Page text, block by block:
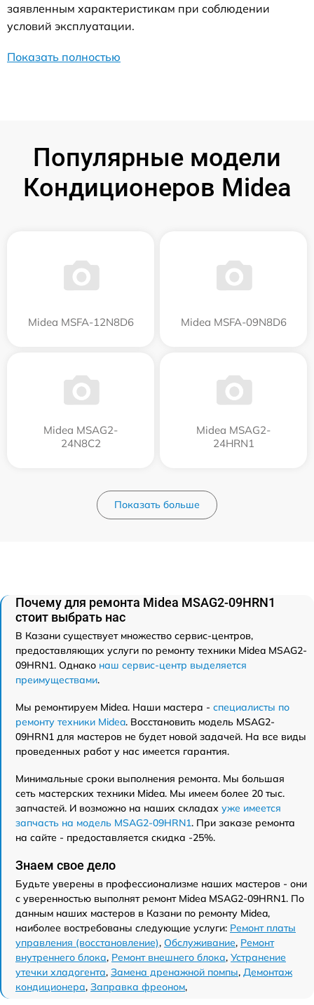
заявленным характеристикам при соблюдении
условий эксплуатации.
Показать полностью
Популярные модели
Кондиционеров Midea
Midea MSFA-12N8D6 Midea MSFA-09N8D6
Midea MSAG2-
24N8C2
Midea MSAG2-
24HRN1
Показать больше
Почему для ремонта Midea MSAG2-09HRN1
стоит выбрать нас
В Казани существует множество сервис-центров,
предоставляющих услуги по ремонту техники Midea MSAG2-
09HRN1. Однако наш сервис-центр выделяется
преимуществами.
Мы ремонтируем Midea. Наши мастера - специалисты по
ремонту техники Midea. Восстановить модель MSAG2-
09HRN1 для мастеров не будет новой задачей. На все виды
проведенных работ у нас имеется гарантия.
Минимальные сроки выполнения ремонта. Мы большая
сеть мастерских техники Midea. Мы имеем более 20 тыс.
запчастей. И возможно на наших складах уже имеется
запчасть на модель MSAG2-09HRN1. При заказе ремонта
на сайте - предоставляется скидка -25%.
Знаем свое дело
Будьте уверены в профессионализме наших мастеров - они
с уверенностью выполнят ремонт Midea MSAG2-09HRN1. По
данным наших мастеров в Казани по ремонту Midea,
наиболее востребованы следующие услуги: Ремонт платы
управления (восстановление), Обслуживание, Ремонт
внутреннего блока, Ремонт внешнего блока, Устранение
утечки хладогента, Замена дренажной помпы, Демонтаж
кондиционера, Заправка фреоном,